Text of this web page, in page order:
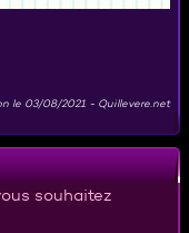
le 03/08/2021 - Quillevere.net
souhaitez